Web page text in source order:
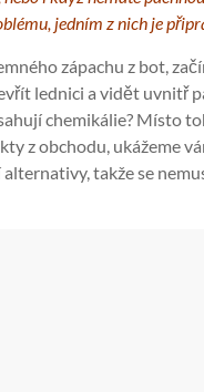
jedním z nich je
zápachu z bot,
lednici a vidět uvnitř
chemikálie? Místo
z obchodu, ukážeme
alternativy, takže se